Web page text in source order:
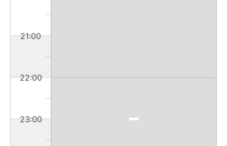
21:00
22:00
23:00